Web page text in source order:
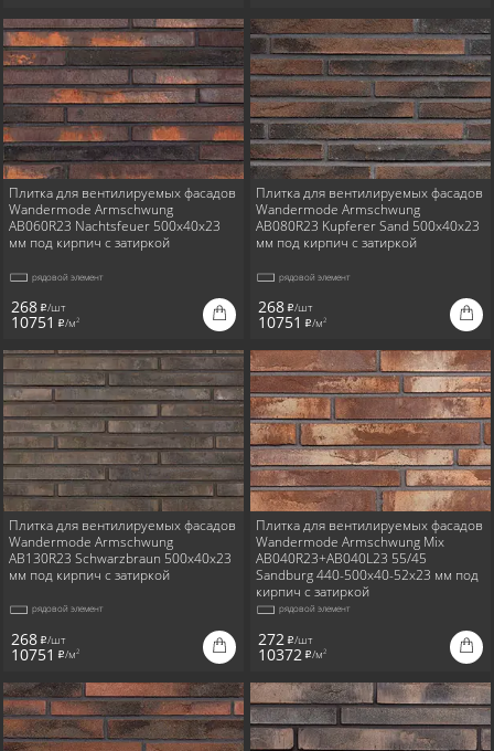
Плитка для вентилируемых фасадов
Wandermode Armschwung
AB060R23 Nachtsfeuer 500x40x23
мм под кирпич с затиркой
рядовой элемент
268 i/шт
10751 i/м2
Плитка для вентилируемых фасадов
Wandermode Armschwung
AB080R23 Kupferer Sand 500x40x23
мм под кирпич с затиркой
рядовой элемент
268 i/шт
10751 i/м2
Плитка для вентилируемых фасадов
Wandermode Armschwung
AB130R23 Schwarzbraun 500x40x23
мм под кирпич с затиркой
рядовой элемент
268 i/шт
10751 i/м2
Плитка для вентилируемых фасадов
Wandermode Armschwung Mix
AB040R23+AB040L23 55/45
Sandburg 440-500x40-52x23 мм под
кирпич с затиркой
рядовой элемент
272 i/шт
10372 i/м2